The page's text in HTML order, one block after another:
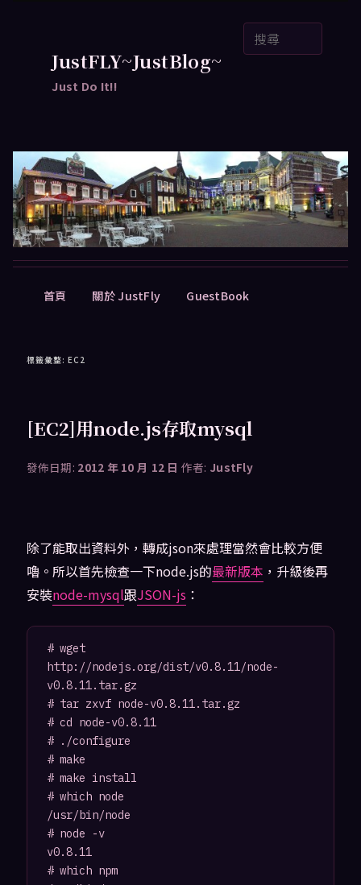
JustFLY~JustBlog~
Just Do It!!
首頁 關於 JustFly GuestBook
標籤彙整: EC2
[EC2]用node.js存取mysql
發佈日期: 2012 年 10 月 12 日 作者: JustFly
除了能取出資料外，轉成json來處理當然會比較方便
嚕。所以首先檢查一下node.js的最新版本 ，升級後再
安裝node-mysql跟JSON-js ：
# wget
http://nodejs.org/dist/v0.8.11/node-
v0.8.11.tar.gz
# tar zxvf node-v0.8.11.tar.gz
# cd node-v0.8.11
# ./configure
# make
# make install
# which node
/usr/bin/node
# node -v
v0.8.11
# which npm